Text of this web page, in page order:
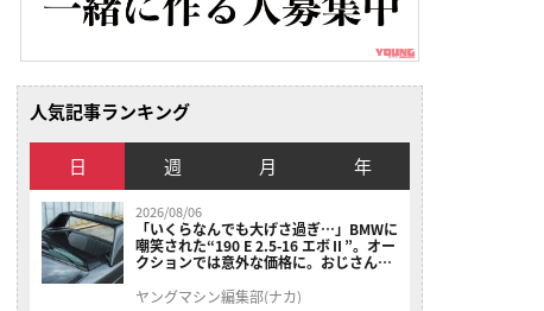
人気記事ランキング
日 週 月 年
2026/08/06
「いくらなんでも大げさ過ぎ…」BMWに
嘲笑された“190 E 2.5-16 エボⅡ”。オー
クションでは意外な価格に。おじさん達
ヤングマシン編集部(ナカ)